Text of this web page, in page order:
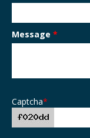
Message *
Captcha*